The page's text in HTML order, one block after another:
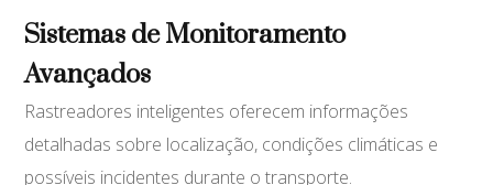
Sistemas de Monitoramento
Avançados
Rastreadores inteligentes oferecem informações
detalhadas sobre localização, condições climáticas e
possíveis incidentes durante o transporte.